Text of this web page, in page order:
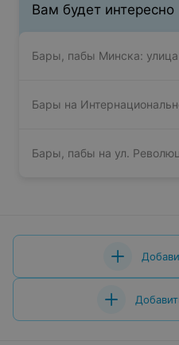
Вам будет интересно
Бары, пабы Минска:
Бары на
Бары, пабы на ул.